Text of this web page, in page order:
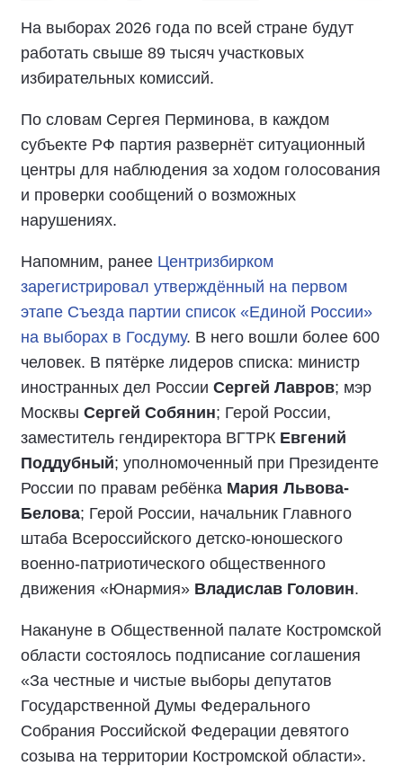
На выборах 2026 года по всей стране будут
работать свыше 89 тысяч участковых
избирательных комиссий.
По словам Сергея Перминова, в каждом
субъекте РФ партия развернёт ситуационный
центры для наблюдения за ходом голосования
и проверки сообщений о возможных
нарушениях.
Напомним, ранее Центризбирком
зарегистрировал утверждённый на первом
этапе Съезда партии список «Единой России»
на выборах в Госдуму. В него вошли более 600
человек. В пятёрке лидеров списка: министр
иностранных дел России Сергей Лавров; мэр
Москвы Сергей Собянин; Герой России,
заместитель гендиректора ВГТРК Евгений
Поддубный; уполномоченный при Президенте
России по правам ребёнка Мария Львова-
Белова; Герой России, начальник Главного
штаба Всероссийского детско-юношеского
военно-патриотического общественного
движения «Юнармия» Владислав Головин.
Накануне в Общественной палате Костромской
области состоялось подписание соглашения
«За честные и чистые выборы депутатов
Государственной Думы Федерального
Собрания Российской Федерации девятого
созыва на территории Костромской области».